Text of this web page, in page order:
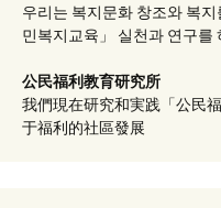
우리는 복지문화 창조와 복
민복지교육」 실천과 연구를
公民福利教育研究所
我們現在研究和実践「公民
于福利的社區發展